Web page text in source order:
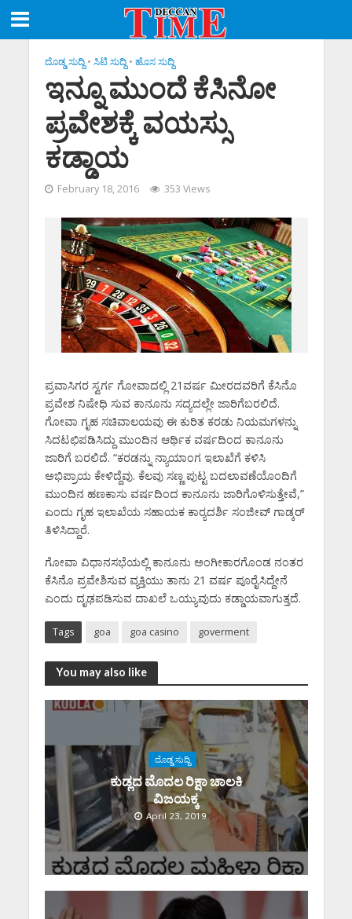
ದೊಡ್ಡ ಸುದ್ದಿ • ಸಿಟಿ ಸುದ್ದಿ • ಹೊಸ ಸುದ್ದಿ
ಇನ್ನೂ ಮುಂದೆ ಕೆಸಿನೋ
ಪ್ರವೇಶಕ್ಕೆ ವಯಸ್ಸು
ಕಡ್ಡಾಯ
February 18, 2016 353 Views
ಪ್ರವಾಸಿಗರ ಸ್ವರ್ಗ ಗೋವಾದಲ್ಲಿ 21ವರ್ಷ ಮೀರದವರಿಗೆ ಕೆಸಿನೊ
ಪ್ರವೇಶ ನಿಷೇಧಿ ಸುವ ಕಾನೂನು ಸದ್ಯದಲ್ಲೇ ಜಾರಿಗೆಬರಲಿದೆ.
ಗೋವಾ ಗೃಹ ಸಚಿವಾಲಯವು ಈ ಕುರಿತ ಕರಡು ನಿಯಮಗಳನ್ನು
ಸಿದಟಛಿಪಡಿಸಿದ್ದು ಮುಂದಿನ ಆರ್ಥಿಕ ವರ್ಷದಿಂದ ಕಾನೂನು
ಜಾರಿಗೆ ಬರಲಿದೆ. “ಕರಡನ್ನು ನ್ಯಾಯಾಂಗ ಇಲಾಖೆಗೆ ಕಳಿಸಿ
ಅಭಿಪ್ರಾಯ ಕೇಳಿದ್ದೆವು. ಕೆಲವು ಸಣ್ಣ ಪುಟ್ಟ ಬದಲಾವಣೆಯೊಂದಿಗೆ
ಮುಂದಿನ ಹಣಕಾಸು ವರ್ಷದಿಂದ ಕಾನೂನು ಜಾರಿಗೊಳಿಸುತ್ತೇವೆ,”
ಎಂದು ಗೃಹ ಇಲಾಖೆಯ ಸಹಾಯಕ ಕಾರ್‍ಯದರ್ಶಿ ಸಂಜೀವ್ ಗಾಡ್ಕರ್
ತಿಳಿಸಿದ್ದಾರೆ.
ಗೋವಾ ವಿಧಾನಸಭೆಯಲ್ಲಿ ಕಾನೂನು ಅಂಗೀಕಾರಗೊಂಡ ನಂತರ
ಕೆಸಿನೊ ಪ್ರವೇಶಿಸುವ ವ್ಯಕ್ತಿಯು ತಾನು 21 ವರ್ಷ ಪೂರೈಸಿದ್ದೇನೆ
ಎಂದು ದೃಢಪಡಿಸುವ ದಾಖಲೆ ಒಯ್ಯುವುದು ಕಡ್ಡಾಯವಾಗುತ್ತದೆ.
Tags goa goa casino goverment
You may also like
ದೊಡ್ಡ ಸುದ್ದಿ
ಕುಡ್ಲದ ಮೊದಲ ರಿಕ್ಷಾ ಚಾಲಕಿ‌
ವಿಜಯಕ್ಕ
April 23, 2019